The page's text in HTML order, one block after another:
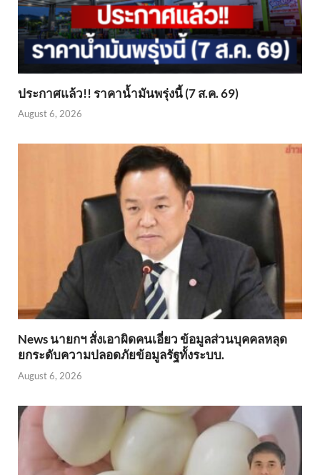
ประกาศแล้ว!! ราคาน้ำมันพรุ่งนี้ (7 ส.ค. 69)
August 6, 2026
News นายกฯ สั่งเอาผิดคนเอี่ยว ข้อมูลส่วนบุคคลหลุด
ยกระดับความปลอดภัยข้อมูลรัฐทั้งระบบ.
August 6, 2026